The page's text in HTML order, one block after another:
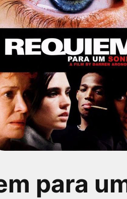
para